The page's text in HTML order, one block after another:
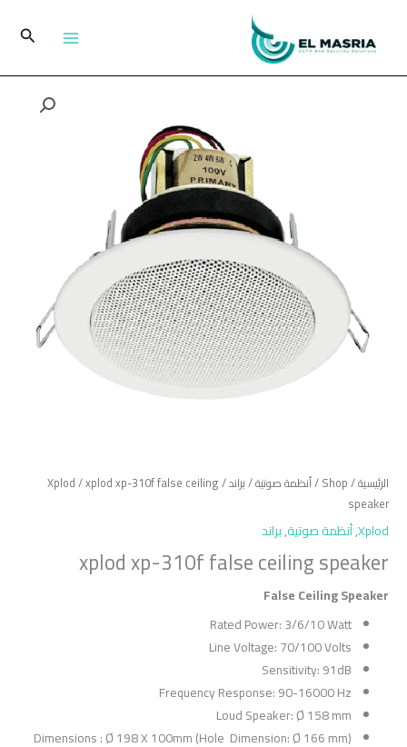
المحتوى
البحث
الرئيسية/
Shop
/أنظمة صوتية/براند/
Xplod/ xplod xp-310f false ceiling
speaker
Xplod
,أنظمة صوتية,براند
xplod xp-310f false ceiling speaker
False Ceiling Speaker
Rated Power: 3/6/10 Watt
Line Voltage: 70/100 Volts
Sensitivity: 91dB
Frequency Response: 90-16000 Hz
Loud Speaker: Ø 158 mm
Dimensions : Ø 198 X 100mm (Hole Dimension: Ø 166 mm)